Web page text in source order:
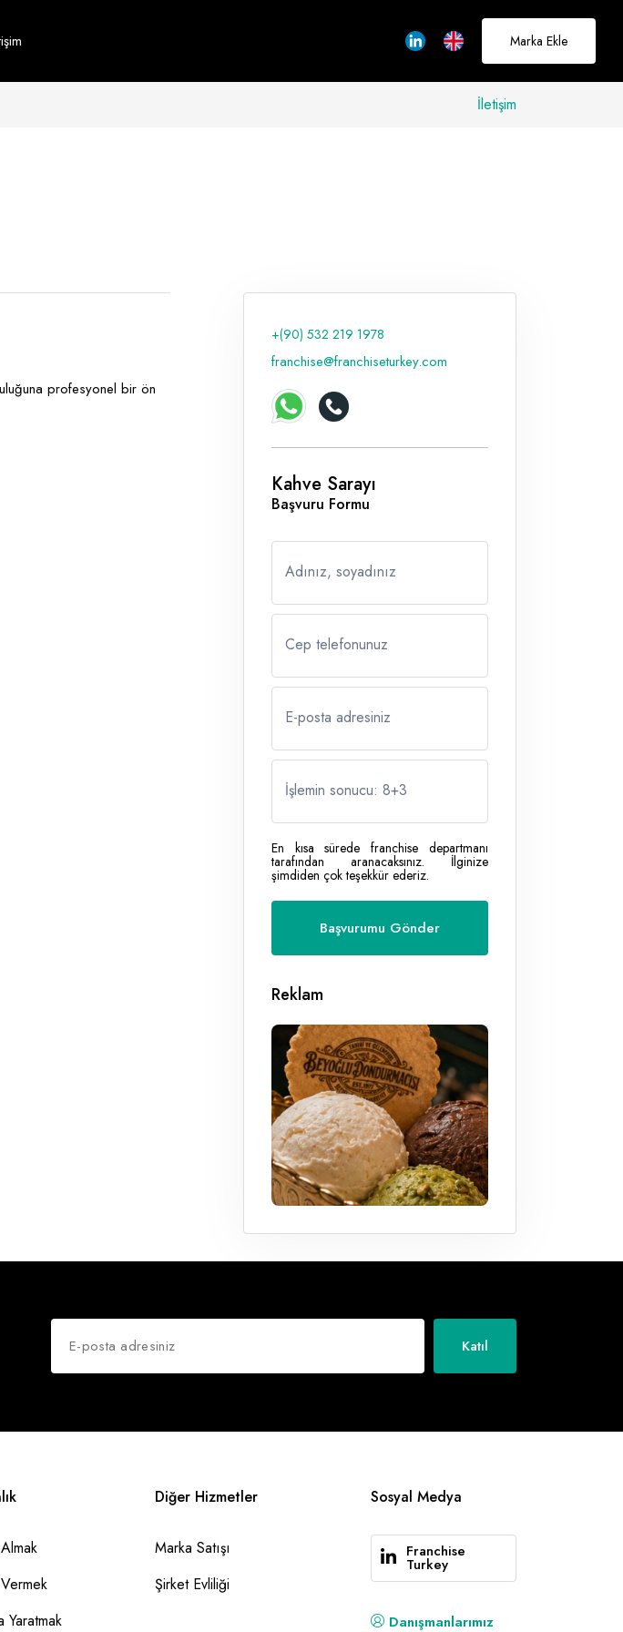
buradayız
Hakkımızda
Marka Ekle
İletişim
profesyonel bir ön
+(90) 532 219 1978
franchise@franchiseturkey.com
Kahve Sarayı
Başvuru Formu
Adınız, soyadınız
Cep telefonunuz
E-posta adresiniz
İşlemin sonucu: 8+3
En kısa sürede franchise departmanı
tarafından aranacaksınız. İlginize
şimdiden çok teşekkür ederiz.
Reklam
Katıl
Yaratmak
Diğer Hizmetler
Marka Satışı
Şirket Evliliği
Sosyal Medya
Franchise
Turkey
Danışmanlarımız